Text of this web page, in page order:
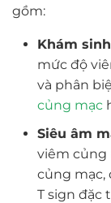
gồm:
Khám
mức độ
và phân
củng mạc
Siêu âm
viêm củng
củng mạc,
T sign đặc